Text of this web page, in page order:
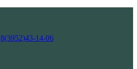
8(3952)43-14-06